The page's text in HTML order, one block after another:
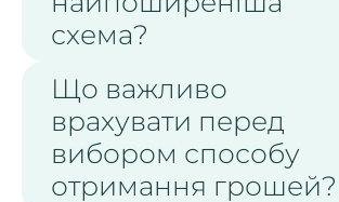
схема?
Що важливо
врахувати перед
вибором способу
отримання грошей?